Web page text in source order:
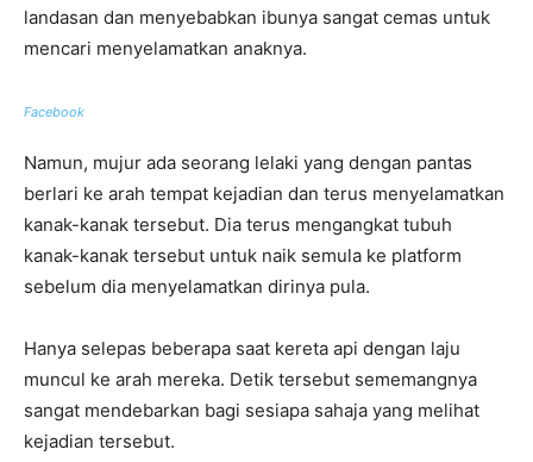
landasan dan menyebabkan ibunya sangat cemas untuk
mencari menyelamatkan anaknya.
Facebook
Namun, mujur ada seorang lelaki yang dengan pantas
berlari ke arah tempat kejadian dan terus menyelamatkan
kanak-kanak tersebut. Dia terus mengangkat tubuh
kanak-kanak tersebut untuk naik semula ke platform
sebelum dia menyelamatkan dirinya pula.
Hanya selepas beberapa saat kereta api dengan laju
muncul ke arah mereka. Detik tersebut sememangnya
sangat mendebarkan bagi sesiapa sahaja yang melihat
kejadian tersebut.